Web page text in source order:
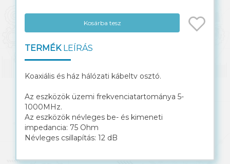
Kosárba tesz
TERMÉKLEÍRÁS
Koaxiális és ház hálózati kábeltv osztó.
Az eszközök üzemi frekvenciatartománya 5-
1000MHz.
Az eszközök névleges be- és kimeneti
impedancia: 75 Ohm
Névleges csillapítás: 12 dB